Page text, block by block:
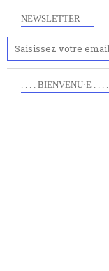
NEWSLETTER
. . . . BIENVENU·E . . . .